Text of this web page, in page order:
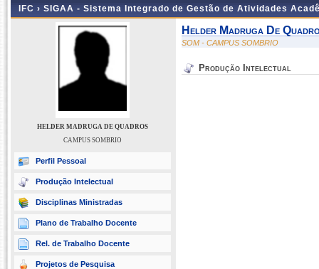
IFC › SIGAA - Sistema Integrado de Gestão de Atividades
HELDER MADRUGA DE QUADROS
CAMPUS SOMBRIO
Perfil Pessoal
Produção Intelectual
Disciplinas Ministradas
Plano de Trabalho Docente
Rel. de Trabalho Docente
Projetos de Pesquisa
Helder Madruga De
SOM - CAMPUS SOMBRIO
Produção Intelectual